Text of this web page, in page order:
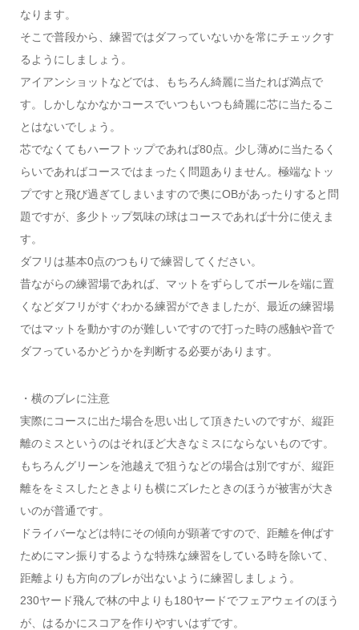
なります。
そこで普段から、練習ではダフっていないかを常にチェックす
るようにしましょう。
アイアンショットなどでは、もちろん綺麗に当たれば満点で
す。しかしなかなかコースでいつもいつも綺麗に芯に当たるこ
とはないでしょう。
芯でなくてもハーフトップであれば80点。少し薄めに当たるく
らいであればコースではまったく問題ありません。極端なトッ
プですと飛び過ぎてしまいますので奥にOBがあったりすると問
題ですが、多少トップ気味の球はコースであれば十分に使えま
す。
ダフリは基本0点のつもりで練習してください。
昔ながらの練習場であれば、マットをずらしてボールを端に置
くなどダフリがすぐわかる練習ができましたが、最近の練習場
ではマットを動かすのが難しいですので打った時の感触や音で
ダフっているかどうかを判断する必要があります。
・横のブレに注意
実際にコースに出た場合を思い出して頂きたいのですが、縦距
離のミスというのはそれほど大きなミスにならないものです。
もちろんグリーンを池越えで狙うなどの場合は別ですが、縦距
離ををミスしたときよりも横にズレたときのほうが被害が大き
いのが普通です。
ドライバーなどは特にその傾向が顕著ですので、距離を伸ばす
ためにマン振りするような特殊な練習をしている時を除いて、
距離よりも方向のブレが出ないように練習しましょう。
230ヤード飛んで林の中よりも180ヤードでフェアウェイのほう
が、はるかにスコアを作りやすいはずです。